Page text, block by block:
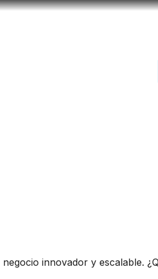
innovador y escalable.